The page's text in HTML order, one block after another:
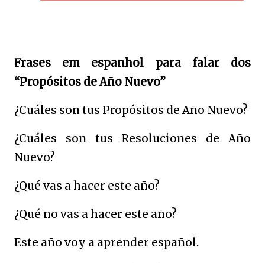
Frases em espanhol para falar dos
“Propósitos de Año Nuevo”
¿Cuáles son tus Propósitos de Año Nuevo?
¿Cuáles son tus Resoluciones de Año
Nuevo?
¿Qué vas a hacer este año?
¿Qué no vas a hacer este año?
Este año voy a aprender español.